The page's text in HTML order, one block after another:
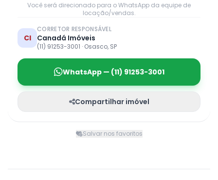
Você será direcionado para o WhatsApp da equipe de
locação/vendas.
CI
CORRETOR RESPONSÁVEL
Canadá Imóveis
(11) 91253-3001 · Osasco, SP
WhatsApp — (11) 91253-3001
Compartilhar imóvel
Salvar nos favoritos